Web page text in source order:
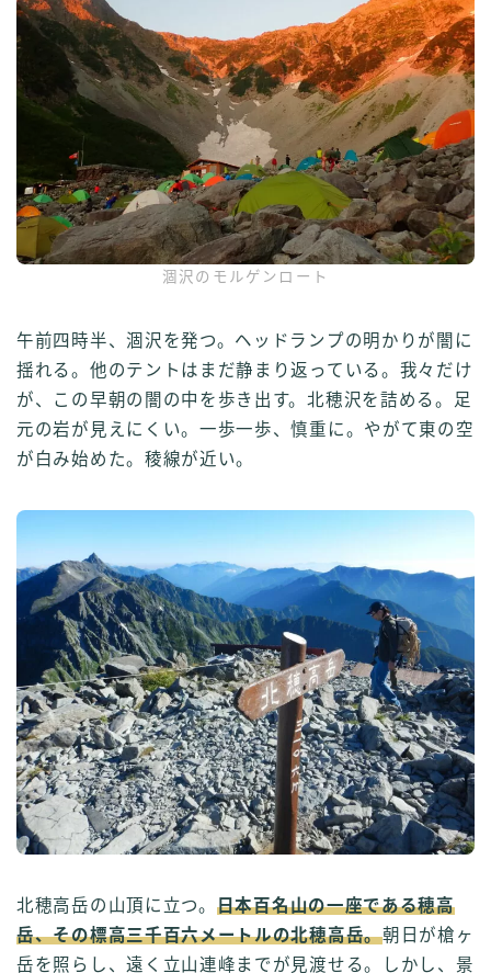
涸沢のモルゲンロート
午前四時半、涸沢を発つ。ヘッドランプの明かりが闇に
揺れる。他のテントはまだ静まり返っている。我々だけ
が、この早朝の闇の中を歩き出す。北穂沢を詰める。足
元の岩が見えにくい。一歩一歩、慎重に。やがて東の空
が白み始めた。稜線が近い。
北穂高岳の山頂に立つ。 日本百名山の一座である穂高
岳、その標高三千百六メートルの北穂高岳。朝日が槍ヶ
岳を照らし、遠く立山連峰までが見渡せる。しかし、景